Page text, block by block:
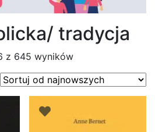
tradycja
z 645 wynikówPosortowane
według
najnowszych